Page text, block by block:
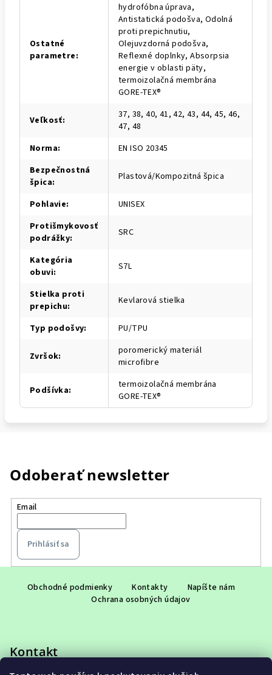
Ostatné
parametre:
hydrofóbna úprava,
Antistatická podošva, Odolná
proti prepichnutiu,
Olejuvzdorná podošva,
Reflexné doplnky, Absorpsia
energie v oblasti päty,
termoizolačná membrána
GORE-TEX®
Veľkosť:
37, 38, 40, 41, 42, 43, 44, 45, 46,
47, 48
Norma:
EN ISO 20345
Bezpečnostná
špica: Plastová/Kompozitná špica
Pohlavie:
UNISEX
Protišmykovosť
podrážky: SRC
Kategória
obuvi: S7L
Stielka proti
prepichu: Kevlarová stielka
Typ podošvy: PU/TPU
Zvršok:
poromerický materiál
microfibre
Podšívka:
termoizolačná membrána
GORE-TEX®
Odoberať newsletter
Email
Prihlásiť sa
i
Obchodné podmienky Kontakty
Napíšte nám
Ochrana osobných údajov
Kontakt